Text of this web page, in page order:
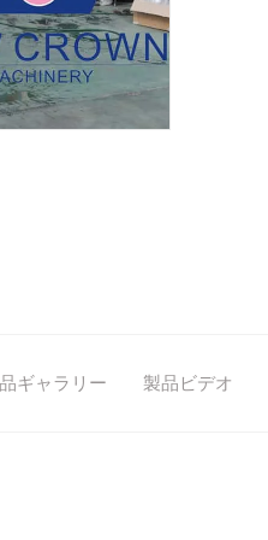
ギャラリー 製品ビデオ